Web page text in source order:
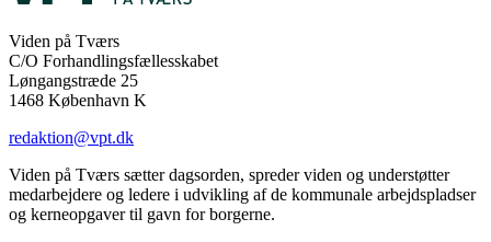
Viden på Tværs
C/O Forhandlingsfællesskabet
Løngangstræde 25
1468 København K
redaktion@vpt.dk
Viden på Tværs sætter dagsorden, spreder viden og understøtter
medarbejdere og ledere i udvikling af de kommunale arbejdspladser
og kerneopgaver til gavn for borgerne.